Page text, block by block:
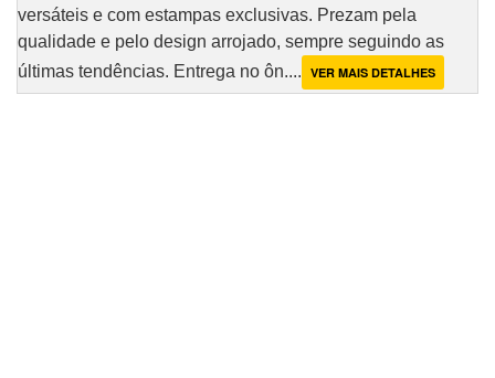
versáteis e com estampas exclusivas. Prezam pela
qualidade e pelo design arrojado, sempre seguindo as
últimas tendências. Entrega no ôn.... VER MAIS DETALHES